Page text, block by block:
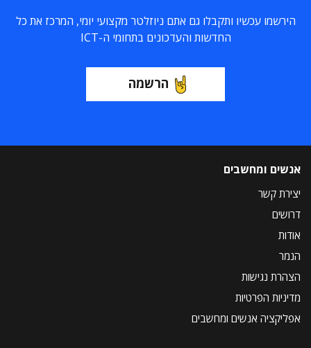
הירשמו עכשיו ותקבלו גם אתם ניוזלטר מקצועי יומי, המרכז את כל
החדשות והעדכונים בתחומי ה-ICT
הרשמה
אנשים ומחשבים
יצירת קשר
דרושים
אודות
הנמר
הצהרת נגישות
מדיניות הפרטיות
אפליקציה אנשים ומחשבים